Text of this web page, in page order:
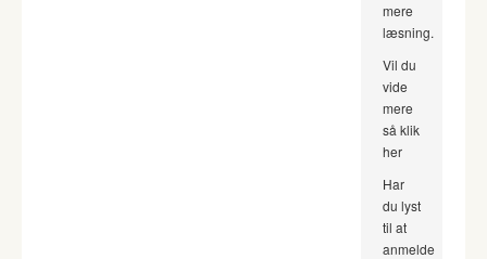
mere
læsning.
Vil du
vide
mere
så klik
her
Har
du lyst
til at
anmelde